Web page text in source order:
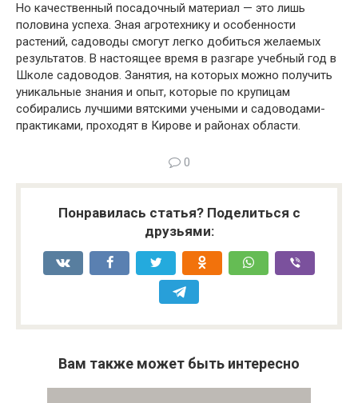
Но качественный посадочный материал — это лишь
половина успеха. Зная агротехнику и особенности
растений, садоводы смогут легко добиться желаемых
результатов. В настоящее время в разгаре учебный год в
Школе садоводов. Занятия, на которых можно получить
уникальные знания и опыт, которые по крупицам
собирались лучшими вятскими учеными и садоводами-
практиками, проходят в Кирове и районах области.
0
Понравилась статья? Поделиться с
друзьями:
Вам также может быть интересно